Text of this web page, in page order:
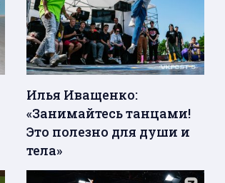
Илья Иващенко:
«Занимайтесь танцами!
Это полезно для души и
тела»